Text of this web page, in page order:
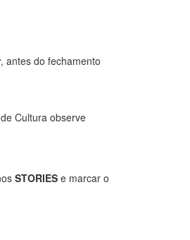
, antes do fechamento
Cultura observe
STORIES e marcar o